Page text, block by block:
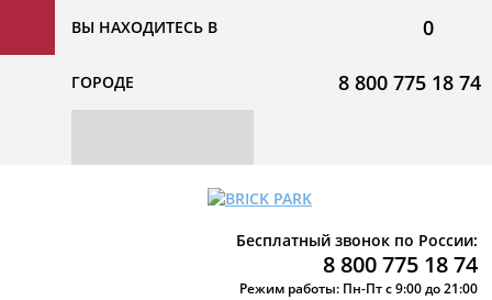
ВЫ НАХОДИТЕСЬ В
ГОРОДЕ
0
8 800 775 18 74
Бесплатный звонок по России:
8 800 775 18 74
Режим работы: Пн-Пт с 9:00 до 21:00